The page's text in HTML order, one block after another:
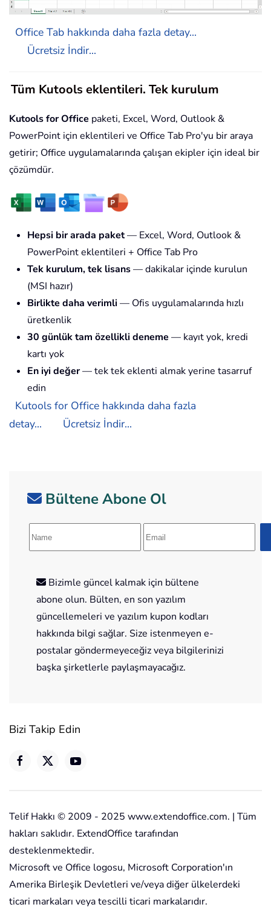
Office Tab hakkında daha fazla detay...
Ücretsiz İndir...
Tüm Kutools eklentileri. Tek kurulum
Kutools for Office paketi, Excel, Word, Outlook &
PowerPoint için eklentileri ve Office Tab Pro'yu bir araya
getirir; Office uygulamalarında çalışan ekipler için ideal bir
çözümdür.
Hepsi bir arada paket— Excel, Word, Outlook &
PowerPoint eklentileri + Office Tab Pro
Tek kurulum, tek lisans— dakikalar içinde kurulun
(MSI hazır)
Birlikte daha verimli — Ofis uygulamalarında hızlı
üretkenlik
30 günlük tam özellikli deneme — kayıt yok, kredi
kartı yok
En iyi değer— tek tek eklenti almak yerine tasarruf
edin
Kutools for Office hakkında daha fazla
detay...
Ücretsiz İndir...
Bültene Abone Ol
Bizimle güncel kalmak için bültene
abone olun. Bülten, en son yazılım
güncellemeleri ve yazılım kupon kodları
hakkında bilgi sağlar. Size istenmeyen e-
postalar göndermeyeceğiz veya bilgilerinizi
başka şirketlerle paylaşmayacağız.
Bizi Takip Edin
Telif Hakkı © 2009 - 2025 www.extendoffice.com. | Tüm
hakları saklıdır. ExtendOffice tarafından
desteklenmektedir.
Microsoft ve Office logosu, Microsoft Corporation'ın
Amerika Birleşik Devletleri ve/veya diğer ülkelerdeki
ticari markaları veya tescilli ticari markalarıdır.